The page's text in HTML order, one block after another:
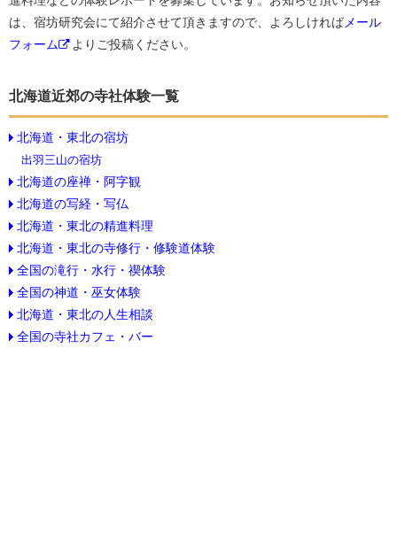
は、宿坊研究会にて紹介させて頂きますので、よろしければメール
フォーム
よりご投稿ください。
北海道近郊の寺社体験一覧
北海道・東北の宿坊
出羽三山の宿坊
北海道の座禅・阿字観
北海道の写経・写仏
北海道・東北の精進料理
北海道・東北の寺修行・修験道体験
全国の滝行・水行・禊体験
全国の神道・巫女体験
北海道・東北の人生相談
全国の寺社カフェ・バー